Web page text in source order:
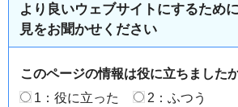
より良いウェブサイトにするため
見をお聞かせください
このページの情報は役に立ちました
1：役に立った
2：ふつう